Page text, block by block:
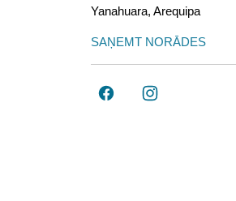
Yanahuara, Arequipa
SAŅEMT NORĀDES